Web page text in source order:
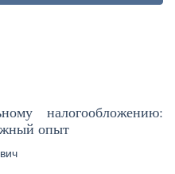
налогообложению:
опыт